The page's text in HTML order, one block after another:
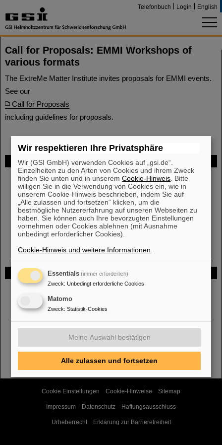
Telefonbuch Login English
FAIR
Bei GSI entsteht das neue Beschleunigerzentrum FAIR.
Erfahren Sie mehr.
Gefördert von
Call for Proposals: EMMI Workshops of
various formats
The ExtreMe Matter Institute invites proposals for EMMI events.
See our
Call for Proposals
including guidelines for proposals.
Cookie Einstellungen Cookie-Hinweise Sitemap
Impressum Datenschutz Haftungsausschluss
Urheberrecht Erklärung zur Barrierefreiheit
Wir respektieren Ihre Privatsphäre
Wir (GSI GmbH) verwenden Cookies auf „gsi.de“.
Einzelheiten zu den Arten von Cookies und ihrem Zweck
finden Sie unten und in unseremCookie-Hinweis . Bitte
willigen Sie in die Verwendung von Cookies ein, wie in
unserem Cookie-Hinweis beschrieben, indem Sie auf
„Alle zulassen und fortsetzen“ klicken, um die
bestmögliche Nutzererfahrung auf unseren Webseiten zu
haben. Sie können auch Ihre bevorzugten Einstellungen
vornehmen oder Cookies ablehnen (mit Ausnahme
unbedingt erforderlicher Cookies).
Cookie-Hinweis und weitere Informationen
Essentials (immer erforderlich)
Zweck: Unbedingt erforderliche Cookies
Matomo
Zweck: Statistik-Cookies
Meine Auswahl bestätigen
Alle zulassen und fortsetzen